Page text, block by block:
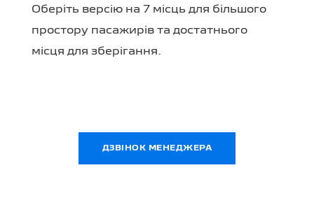
Оберіть версію на 7 місць для більшого
простору пасажирів та достатнього
місця для зберігання.
ДЗВІНОК МЕНЕДЖЕРА